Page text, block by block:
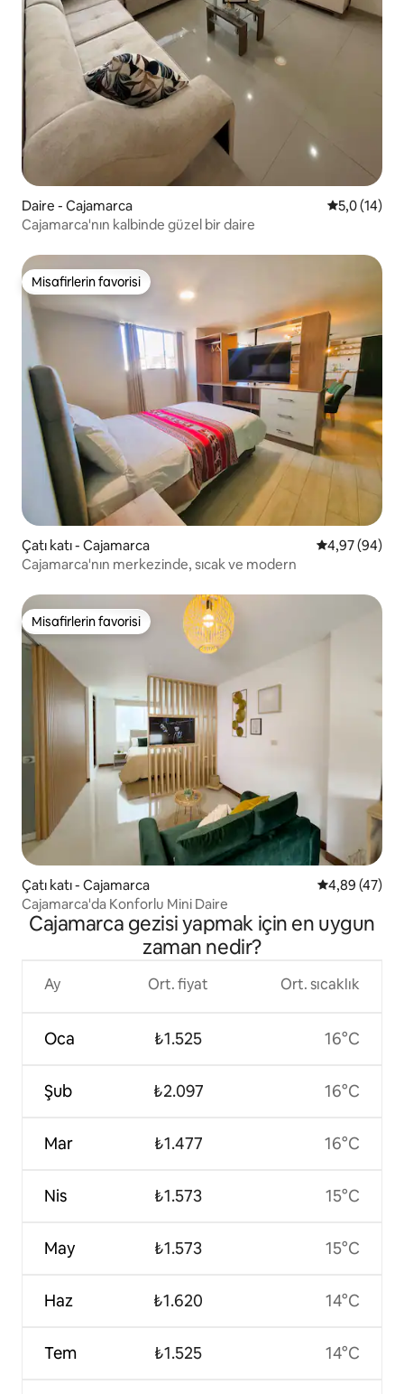
Daire - Cajamarca 55,0 (14)
Cajamarca'nın kalbinde güzel bir daire
Misafirlerin favorisi
Misafirlerin favorisi
Çatı katı - Cajamarca 5 üzerinden
4,97 (94)
Cajamarca'nın merkezinde, sıcak ve modern
Misafirlerin favorisi
Misafirlerin favorisi
Çatı katı - Cajamarca 5 üzerinden
4,89 (47)
Cajamarca'da Konforlu Mini Daire
Cajamarca gezisi yapmak için en uygun
zaman nedir?
Ay
Oca
Şub
Mar
Nis
May
Haz
Tem
Ort. fiyat
₺1.525
₺2.097
₺1.477
₺1.573
₺1.573
₺1.620
₺1.525
Ort. sıcaklık
16°C
16°C
16°C
15°C
15°C
14°C
14°C